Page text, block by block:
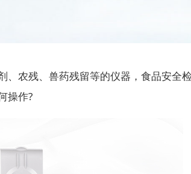
、农残、兽药残留等的仪器，食品安全
操作?